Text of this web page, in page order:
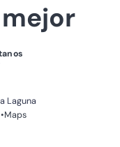
Laguna
•Maps